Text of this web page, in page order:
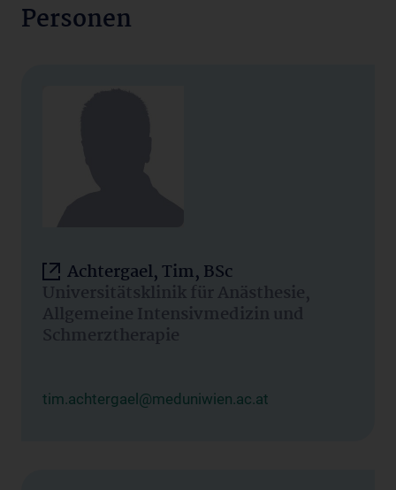
Personen
Achtergael, Tim, BSc
Universitätsklinik für Anästhesie,
Allgemeine Intensivmedizin und
Schmerztherapie
tim.achtergael@meduniwien.ac.at